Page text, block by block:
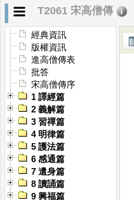
T2061 宋高僧傳
經典資訊
版權資訊
進高僧傳表
批答
宋高僧傳序
1 譯經篇
2 義解篇
3 習禪篇
4 明律篇
5 護法篇
6 感通篇
7 遺身篇
8 讀誦篇
9 興福篇